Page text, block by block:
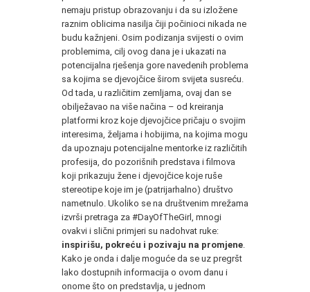
nemaju pristup obrazovanju i da su izložene
raznim oblicima nasilja čiji počinioci nikada ne
budu kažnjeni. Osim podizanja svijesti o ovim
problemima, cilj ovog dana je i ukazati na
potencijalna rješenja gore navedenih problema
sa kojima se djevojčice širom svijeta susreću.
Od tada, u različitim zemljama, ovaj dan se
obilježavao na više načina – od kreiranja
platformi kroz koje djevojčice pričaju o svojim
interesima, željama i hobijima, na kojima mogu
da upoznaju potencijalne mentorke iz različitih
profesija, do pozorišnih predstava i filmova
koji prikazuju žene i djevojčice koje ruše
stereotipe koje im je (patrijarhalno) društvo
nametnulo. Ukoliko se na društvenim mrežama
izvrši pretraga za #DayOfTheGirl, mnogi
ovakvi i slični primjeri su nadohvat ruke:
inspirišu, pokreću i pozivaju na promjene
Kako je onda i dalje moguće da se uz pregršt
lako dostupnih informacija o ovom danu i
onome što on predstavlja, u jednom